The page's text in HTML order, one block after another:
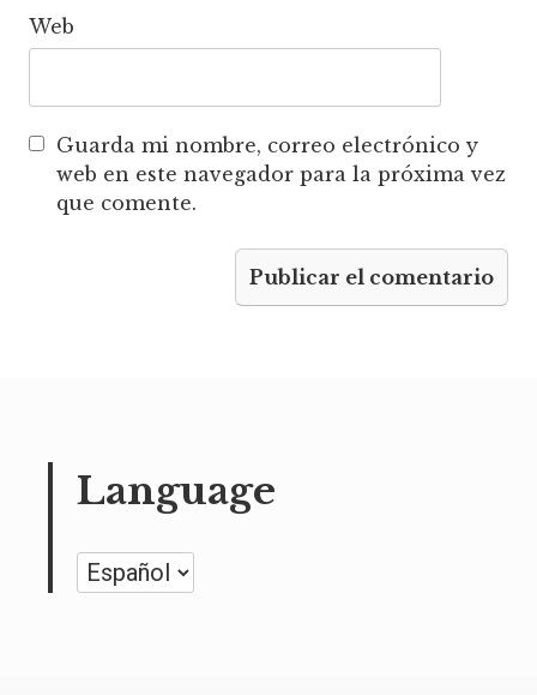
Web
Guarda mi nombre, correo electrónico y
web en este navegador para la próxima vez
que comente.
Language
Language